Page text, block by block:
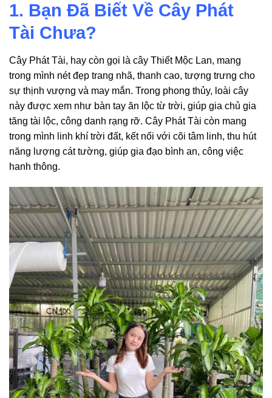
1. Bạn Đã Biết Về Cây Phát
Tài Chưa?
Cây Phát Tài, hay còn gọi là cây Thiết Mộc Lan, mang
trong mình nét đẹp trang nhã, thanh cao, tượng trưng cho
sự thịnh vượng và may mắn. Trong phong thủy, loài cây
này được xem như bàn tay ăn lộc từ trời, giúp gia chủ gia
tăng tài lộc, công danh rạng rỡ. Cây Phát Tài còn mang
trong mình linh khí trời đất, kết nối với cõi tâm linh, thu hút
năng lượng cát tường, giúp gia đạo bình an, công việc
hanh thông.